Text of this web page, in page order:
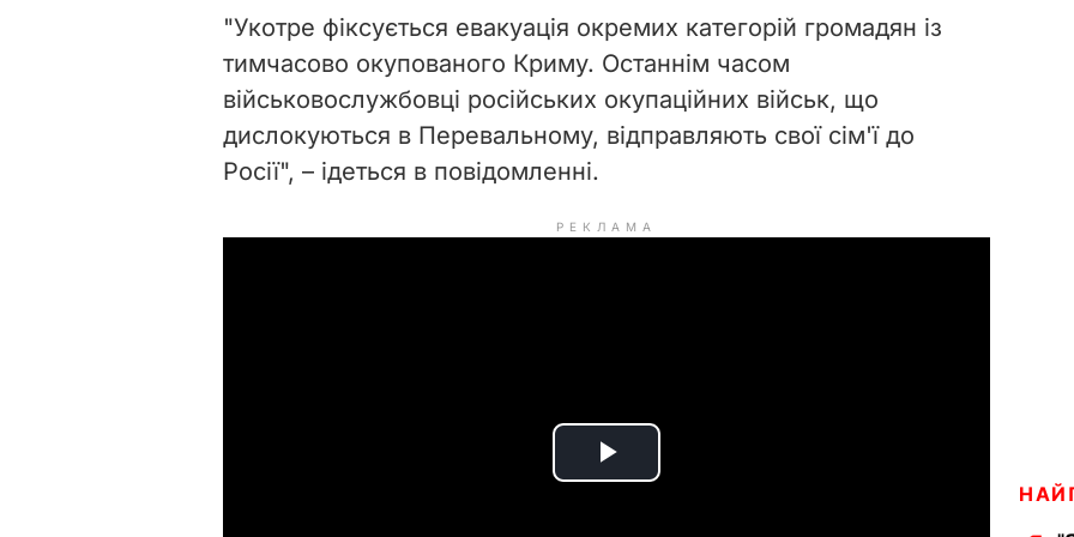
"Укотре фіксується евакуація окремих категорій громадян із
тимчасово окупованого Криму. Останнім часом
військовослужбовці російських окупаційних військ, що
дислокуються в Перевальному, відправляють свої сім'ї до
Росії", – ідеться в повідомленні.
РЕКЛАМА
P